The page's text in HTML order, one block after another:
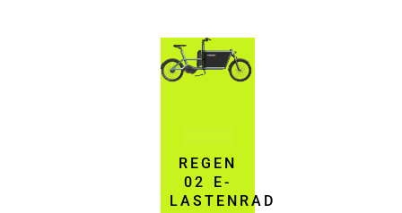
REGEN
02 E-
LASTENRAD